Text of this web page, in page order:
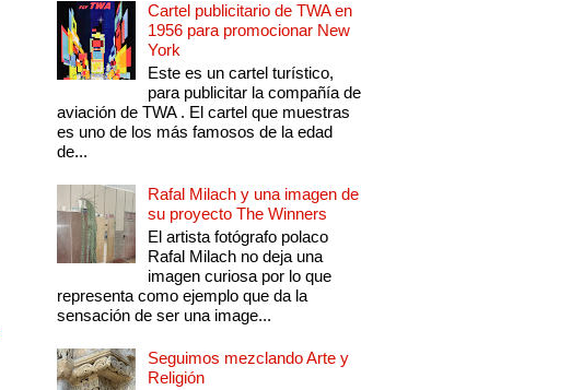
Cartel publicitario de TWA en
1956 para promocionar New
York
Este es un cartel turístico,
para publicitar la compañía de
aviación de TWA . El cartel que muestras
es uno de los más famosos de la edad
de...
Rafal Milach y una imagen de
su proyecto The Winners
El artista fotógrafo polaco
Rafal Milach no deja una
imagen curiosa por lo que
representa como ejemplo que da la
sensación de ser una image...
Seguimos mezclando Arte y
Religión